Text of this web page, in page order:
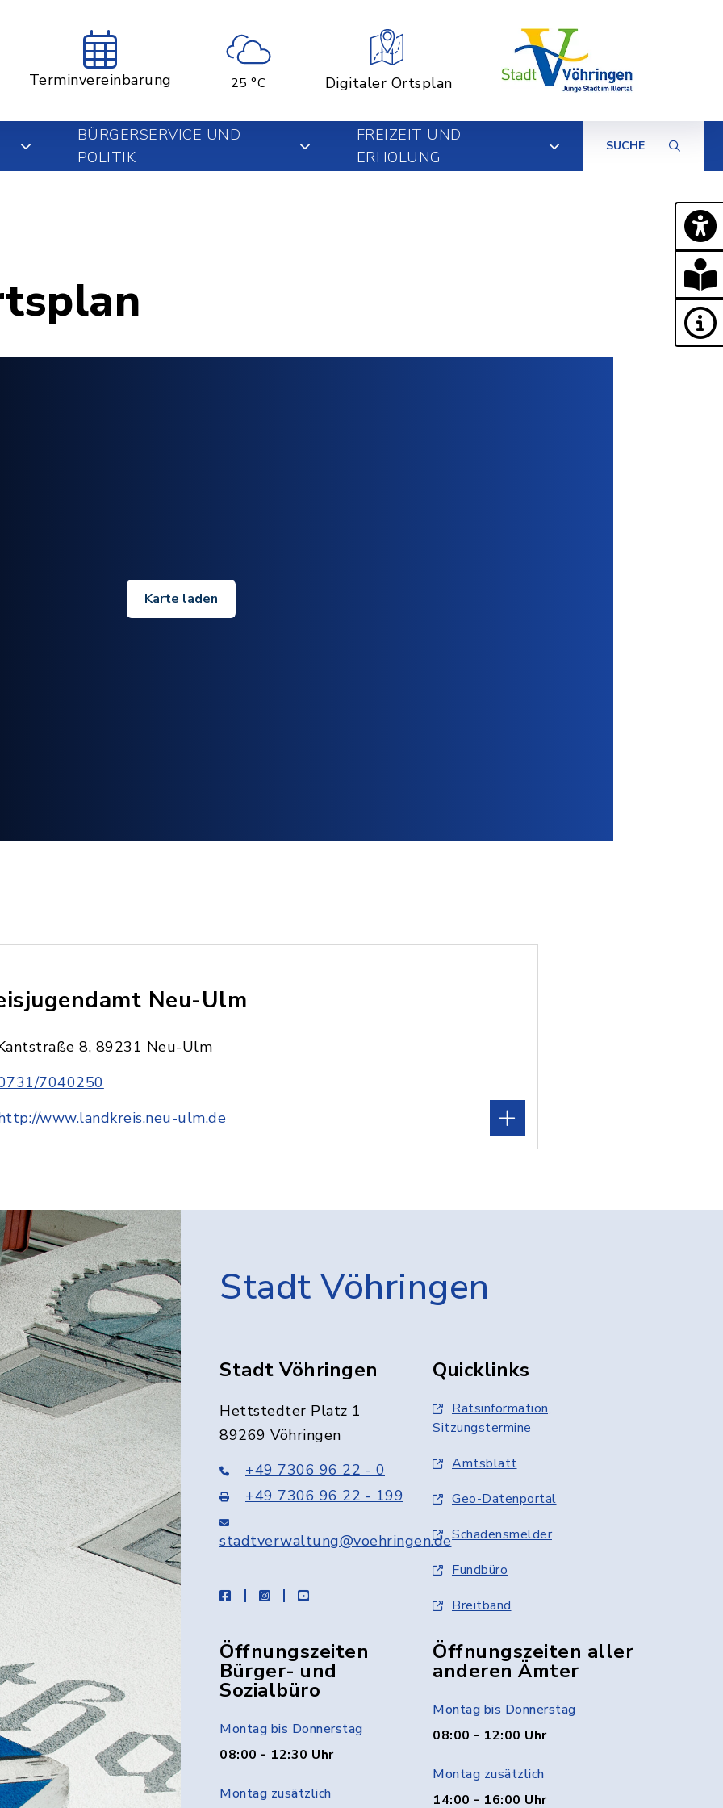
Terminvereinbarung 25 °C Digitaler Ortsplan
BÜRGERSERVICE UND
POLITIK
FREIZEIT UND
ERHOLUNG
SUCHE
Karte laden
Neu-Ulm
8, 89231 Neu-Ulm
7040250
www.landkreis.neu-ulm.de
Stadt Vöhringen
Stadt Vöhringen
Hettstedter Platz 1
89269 Vöhringen
+49 7306 96 22 - 0
+49 7306 96 22 - 199
stadtverwaltung@voehringen.de
facebookinstagramyoutube
Quicklinks
Ratsinformation,
Sitzungstermine
Amtsblatt
Geo-Datenportal
Schadensmelder
Fundbüro
Breitband
Öffnungszeiten
Bürger- und
Sozialbüro
Montag bis Donnerstag
08:00 - 12:30 Uhr
Montag zusätzlich
Öffnungszeiten aller
anderen Ämter
Montag bis Donnerstag
08:00 - 12:00 Uhr
Montag zusätzlich
14:00 - 16:00 Uhr